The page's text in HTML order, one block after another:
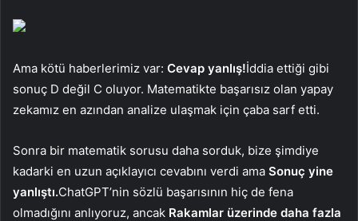
Ama kötü haberlerimiz var: Cevap yanlış!İddia ettiği gibi
sonuç D değil C oluyor. Matematikte başarısız olan yapay
zekamız en azından analize ulaşmak için çaba sarf etti.
Sonra bir matematik sorusu daha sorduk, bize şimdiye
kadarki en uzun açıklayıcı cevabını verdi ama Sonuç yine
yanlıştı.ChatGPT’nin sözlü başarısının hiç de fena
olmadığını anlıyoruz, ancak Rakamlar üzerinde daha fazla